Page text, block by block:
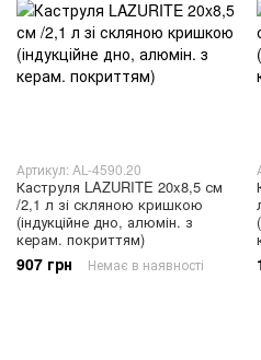
Артикул: AL-4590.20
Каструля LAZURITE 20x8,5 см
/2,1 л зі скляною кришкою
(індукційне дно, алюмін. з
керам. покриттям)
907 грн Немає в наявності